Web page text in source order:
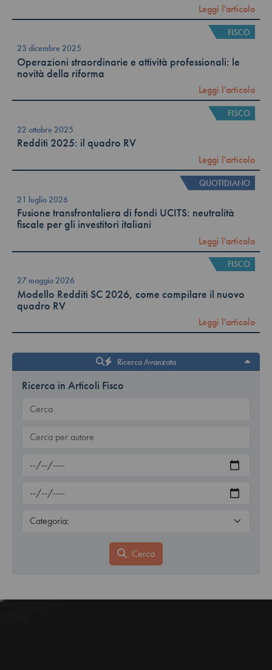
Leggi l'articolo
FISCO
23 dicembre 2025
Operazioni straordinarie e attività professionali: le
novità della riforma
Leggi l'articolo
FISCO
22 ottobre 2025
Redditi 2025: il quadro RV
Leggi l'articolo
QUOTIDIANO
21 luglio 2026
Fusione transfrontaliera di fondi UCITS: neutralità
fiscale per gli investitori italiani
Leggi l'articolo
FISCO
27 maggio 2026
Modello Redditi SC 2026, come compilare il nuovo
quadro RV
Leggi l'articolo
Ricerca Avanzata
Ricerca in Articoli Fisco
Cerca